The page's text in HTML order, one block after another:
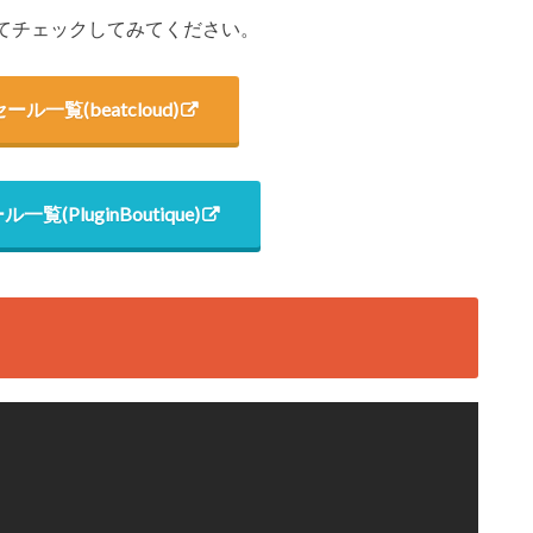
ェックしてみてください。
ール一覧(beatcloud)
一覧(PluginBoutique)